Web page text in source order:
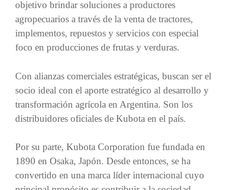
objetivo brindar soluciones a productores
agropecuarios a través de la venta de tractores,
implementos, repuestos y servicios con especial
foco en producciones de frutas y verduras.
Con alianzas comerciales estratégicas, buscan ser el
socio ideal con el aporte estratégico al desarrollo y
transformación agrícola en Argentina. Son los
distribuidores oficiales de Kubota en el país.
Por su parte, Kubota Corporation fue fundada en
1890 en Osaka, Japón. Desde entonces, se ha
convertido en una marca líder internacional cuyo